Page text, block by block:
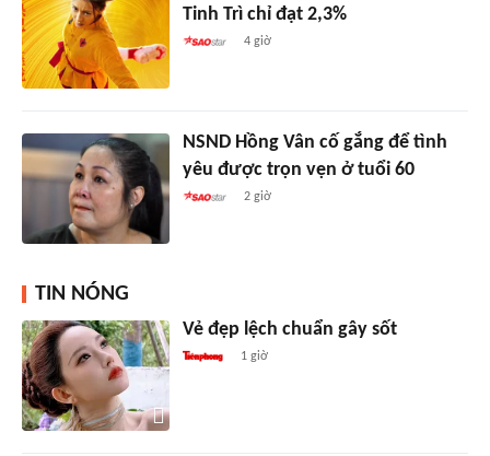
Tinh Trì chỉ đạt 2,3%
4 giờ
NSND Hồng Vân cố gắng để tình
yêu được trọn vẹn ở tuổi 60
2 giờ
TIN NÓNG
Vẻ đẹp lệch chuẩn gây sốt
1 giờ